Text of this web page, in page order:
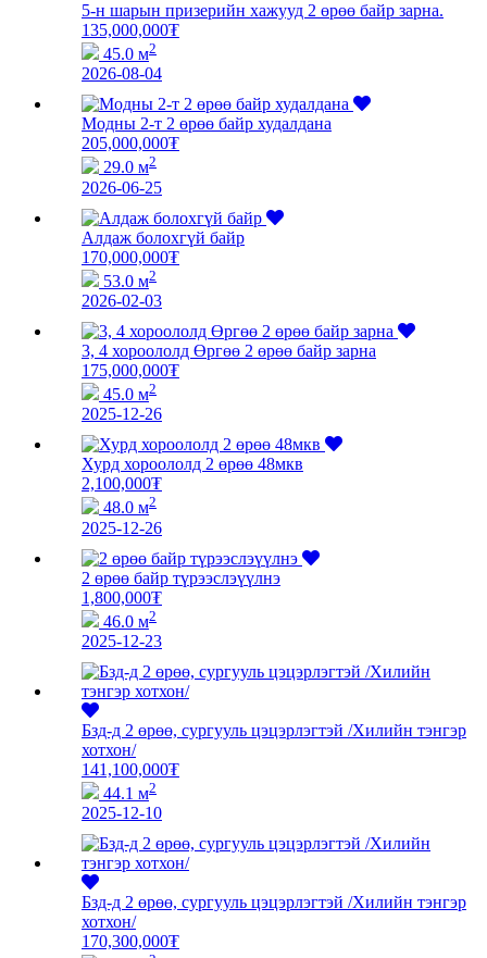
5-н шарын призерийн хажууд 2 өрөө байр зарна.
135,000,000₮
45.0 м2
2026-08-04
Модны 2-т 2 өрөө байр худалдана
205,000,000₮
29.0 м2
2026-06-25
Алдаж болохгүй байр
170,000,000₮
53.0 м2
2026-02-03
3, 4 хороололд Өргөө 2 өрөө байр зарна
175,000,000₮
45.0 м2
2025-12-26
Хурд хороололд 2 өрөө 48мкв
2,100,000₮
48.0 м2
2025-12-26
2 өрөө байр түрээслэүүлнэ
1,800,000₮
46.0 м2
2025-12-23
Бзд-д 2 өрөө, сургууль цэцэрлэгтэй /Хилийн тэнгэр
хотхон/
141,100,000₮
44.1 м2
2025-12-10
Бзд-д 2 өрөө, сургууль цэцэрлэгтэй /Хилийн тэнгэр
хотхон/
170,300,000₮